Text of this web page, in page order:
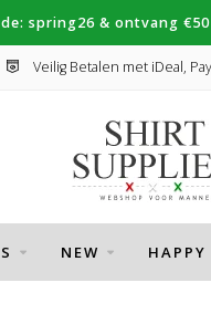
spring26 & ontvang
Veilig Betalen met iDeal,
NEW HAPPY